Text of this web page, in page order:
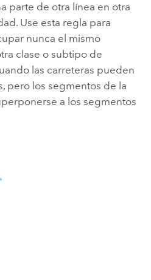
parte de otra línea en otra
Use esta regla para
nunca el mismo
clase o subtipo de
las carreteras pueden
pero los segmentos de la
a los segmentos